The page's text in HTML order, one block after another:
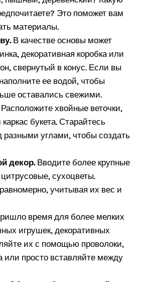
Это поможет вам
материалы.
В качестве основы может
декоративная коробка или
свернутый в конус. Если вы
ее водой, чтобы
оставались свежими.
хвойные веточки,
букета. Старайтесь
разными углами, чтобы создать
декор.Вводите более крупные
сухоцветы.
учитывая их вес и
время для более мелких
игрушек, декоративных
их с помощью проволоки,
или просто вставляйте между